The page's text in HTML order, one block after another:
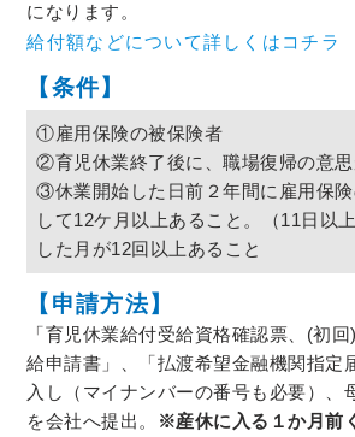
になります。
給付額などについて詳しくはコチラ
【条件】
①雇用保険の被保険者
②育児休業終了後に、職場復帰の意思
③休業開始した日前２年間に雇用保
して12ケ月以上あること。（11日以
した月が12回以上あること
【申請方法】
「育児休業給付受給資格確認票、(初
給申請書」、「払渡希望金融機関指定
入し（マイナンバーの番号も必要）、
を会社へ提出。
※産休に入る１か月前